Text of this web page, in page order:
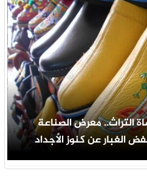
التراث.. معرض الصناعة
الغبار عن كنوز الأجداد